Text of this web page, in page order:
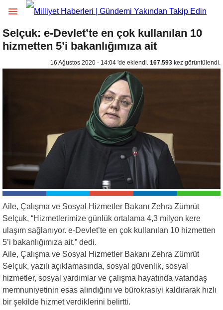
Selçuk: e-Devlet’te en çok kullanılan 10
hizmetten 5’i bakanlığımıza ait
16 Ağustos 2020 - 14:04 'de eklendi. 167.593 kez görüntülendi.
Aile, Çalışma ve Sosyal Hizmetler Bakanı Zehra Zümrüt
Selçuk, “Hizmetlerimize günlük ortalama 4,3 milyon kere
ulaşım sağlanıyor. e-Devlet’te en çok kullanılan 10 hizmetten
5’i bakanlığımıza ait.” dedi.
Aile, Çalışma ve Sosyal Hizmetler Bakanı Zehra Zümrüt
Selçuk, yazılı açıklamasında, sosyal güvenlik, sosyal
hizmetler, sosyal yardımlar ve çalışma hayatında vatandaş
memnuniyetinin esas alındığını ve bürokrasiyi kaldırarak hızlı
bir şekilde hizmet verdiklerini belirtti.